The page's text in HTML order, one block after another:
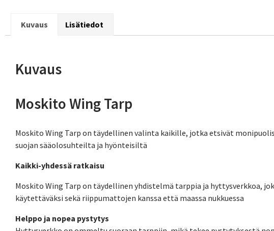
Kuvaus Lisätiedot
Kuvaus
Moskito Wing Tarp
Moskito Wing Tarp on täydellinen valinta kaikille, jotka etsivät
suojan sääolosuhteilta ja hyönteisiltä
Kaikki-yhdessä ratkaisu
Moskito Wing Tarp on täydellinen yhdistelmä tarppia ja hyttysverkkoa,
käytettäväksi sekä riippumattojen kanssa että maassa nukkuessa
Helppo ja nopea pystytys